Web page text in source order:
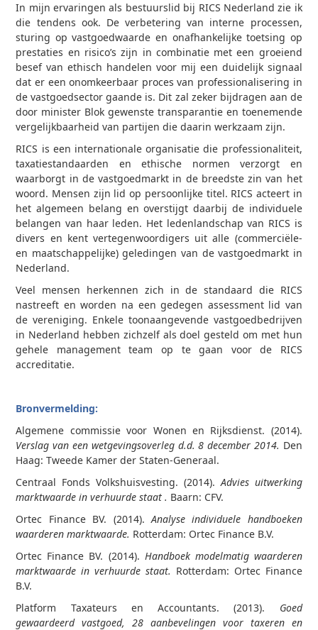
In mijn ervaringen als bestuurslid bij RICS Nederland zie ik
die tendens ook. De verbetering van interne processen,
sturing op vastgoedwaarde en onafhankelijke toetsing op
prestaties en risico’s zijn in combinatie met een groeiend
besef van ethisch handelen voor mij een duidelijk signaal
dat er een onomkeerbaar proces van professionalisering in
de vastgoedsector gaande is. Dit zal zeker bijdragen aan de
door minister Blok gewenste transparantie en toenemende
vergelijkbaarheid van partijen die daarin werkzaam zijn.
RICS is een internationale organisatie die professionaliteit,
taxatiestandaarden en ethische normen verzorgt en
waarborgt in de vastgoedmarkt in de breedste zin van het
woord. Mensen zijn lid op persoonlijke titel. RICS acteert in
het algemeen belang en overstijgt daarbij de individuele
belangen van haar leden. Het ledenlandschap van RICS is
divers en kent vertegenwoordigers uit alle (commerciële-
en maatschappelijke) geledingen van de vastgoedmarkt in
Nederland.
Veel mensen herkennen zich in de standaard die RICS
nastreeft en worden na een gedegen assessment lid van
de vereniging. Enkele toonaangevende vastgoedbedrijven
in Nederland hebben zichzelf als doel gesteld om met hun
gehele management team op te gaan voor de RICS
accreditatie.
Bronvermelding:
Algemene commissie voor Wonen en Rijksdienst. (2014).
Verslag van een wetgevingsoverleg d.d. 8 december 2014. Den
Haag: Tweede Kamer der Staten-Generaal.
Centraal Fonds Volkshuisvesting. (2014).Advies uitwerking
marktwaarde in verhuurde staat . Baarn: CFV.
Ortec Finance BV. (2014).Analyse individuele handboeken
waarderen marktwaarde. Rotterdam: Ortec Finance B.V.
Ortec Finance BV. (2014). Handboek modelmatig waarderen
marktwaarde in verhuurde staat. Rotterdam: Ortec Finance
B.V.
Platform Taxateurs en Accountants. (2013). Goed
gewaardeerd vastgoed, 28 aanbevelingen voor taxeren en